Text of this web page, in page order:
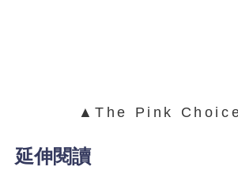
▲The Pink Choice
延伸閱讀